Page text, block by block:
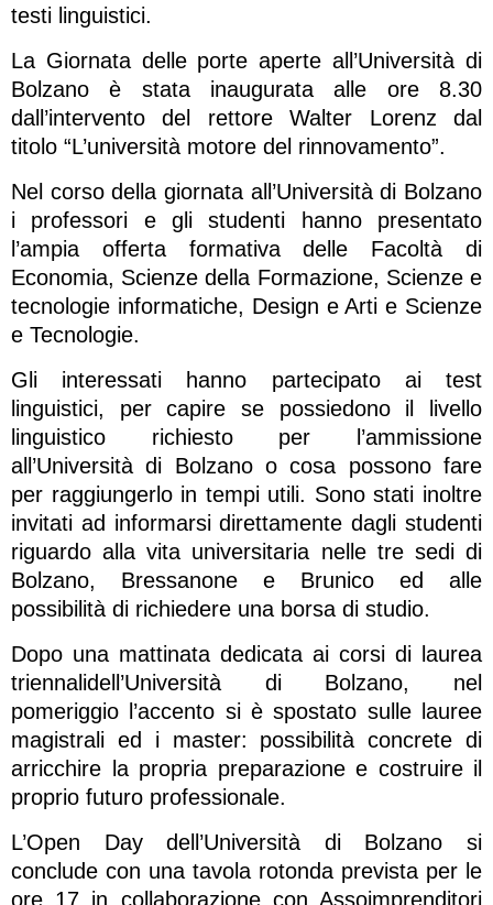
testi linguistici.
La Giornata delle porte aperte all’Università di
Bolzano è stata inaugurata alle ore 8.30
dall’intervento del rettore Walter Lorenz dal
titolo “L’università motore del rinnovamento”.
Nel corso della giornata all’Università di Bolzano
i professori e gli studenti hanno presentato
l’ampia offerta formativa delle Facoltà di
Economia, Scienze della Formazione, Scienze e
tecnologie informatiche, Design e Arti e Scienze
e Tecnologie.
Gli interessati hanno partecipato ai test
linguistici, per capire se possiedono il livello
linguistico richiesto per l’ammissione
all’Università di Bolzano o cosa possono fare
per raggiungerlo in tempi utili. Sono stati inoltre
invitati ad informarsi direttamente dagli studenti
riguardo alla vita universitaria nelle tre sedi di
Bolzano, Bressanone e Brunico ed alle
possibilità di richiedere una borsa di studio.
Dopo una mattinata dedicata ai corsi di laurea
triennalidell’Università di Bolzano, nel
pomeriggio l’accento si è spostato sulle lauree
magistrali ed i master: possibilità concrete di
arricchire la propria preparazione e costruire il
proprio futuro professionale.
L’Open Day dell’Università di Bolzano si
conclude con una tavola rotonda prevista per le
ore 17 in collaborazione con Assoimprenditori